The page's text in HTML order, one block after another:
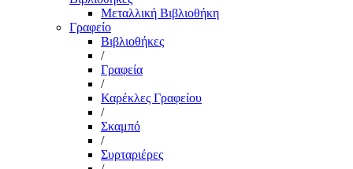
Μεταλλική Βιβλιοθήκη
Γραφείο
Βιβλιοθήκες
/
Γραφεία
/
Καρέκλες Γραφείου
/
Σκαμπό
/
Συρταριέρες